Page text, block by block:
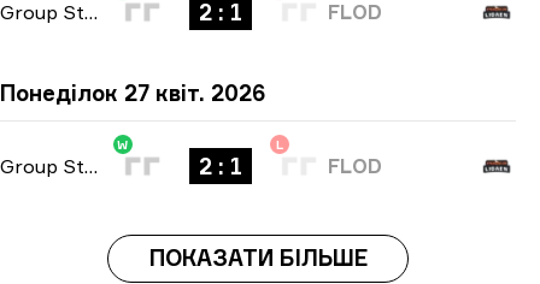
Group Stage -bo3 2 : 1 FLOD
Понеділок 27 квіт. 2026
Group Stage -bo3
W
2 : 1
L
FLOD
ПОКАЗАТИ БІЛЬШЕ